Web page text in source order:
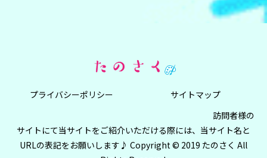
プライバシーポリシー
サイトマップ
訪問者様の
サイトにて当サイトをご紹介いただける際には、当サイト名と
URLの表記をお願いします♪ Copyright © 2019 たのさく All